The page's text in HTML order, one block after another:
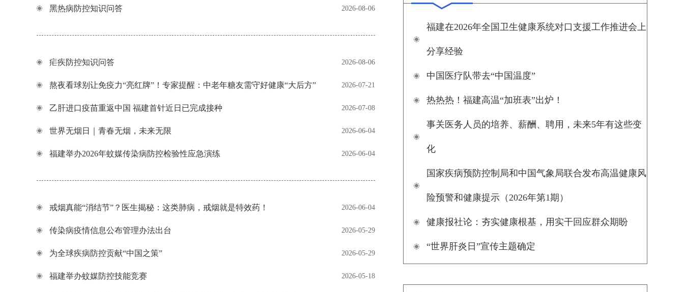
2026-08-06
黑热病防控知识问答
2026-08-06
疟疾防控知识问答
2026-07-21
熬夜看球别让免疫力“亮红牌”！专家提醒：中老年糖友需守好健康“大后方”
2026-07-08
乙肝进口疫苗重返中国 福建首针近日已完成接种
2026-06-04
世界无烟日｜青春无烟，未来无限
2026-06-04
福建举办2026年蚊媒传染病防控检验性应急演练
2026-06-04
戒烟真能“消结节”？医生揭秘：这类肺病，戒烟就是特效药！
2026-05-29
传染病疫情信息公布管理办法出台
2026-05-29
为全球疾病防控贡献“中国之策”
2026-05-18
福建举办蚊媒防控技能竞赛
福建在2026年全国卫生健康系统对口支援工作推进会上
分享经验
中国医疗队带去“中国温度”
热热热！福建高温“加班表”出炉！
事关医务人员的培养、薪酬、聘用，未来5年有这些变
化
国家疾病预防控制局和中国气象局联合发布高温健康风
险预警和健康提示（2026年第1期）
健康报社论：夯实健康根基，用实干回应群众期盼
“世界肝炎日”宣传主题确定